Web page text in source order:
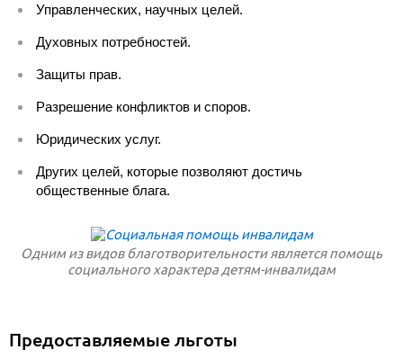
Управленческих, научных целей.
Духовных потребностей.
Защиты прав.
Разрешение конфликтов и споров.
Юридических услуг.
Других целей, которые позволяют достичь
общественные блага.
Одним из видов благотворительности является помощь
социального характера детям-инвалидам
Предоставляемые льготы